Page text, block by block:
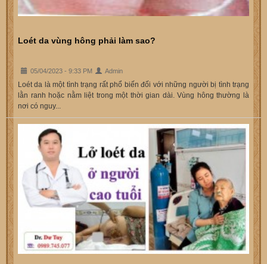
Loét da vùng hông phải làm sao?
05/04/2023 - 9:33 PM Admin
Loét da là một tình trạng rất phổ biến đối với những người bị tình trạng
lằn ranh hoặc nằm liệt trong một thời gian dài. Vùng hông thường là
nơi có nguy...